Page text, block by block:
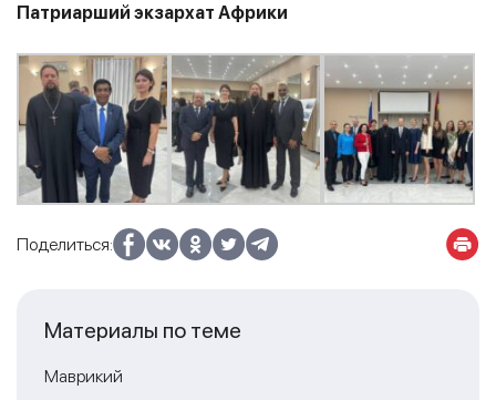
Патриарший экзархат Африки
Поделиться:
Материалы по теме
Маврикий